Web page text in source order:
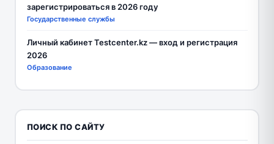
зарегистрироваться в 2026 году
Государственные службы
Личный кабинет Testcenter.kz — вход и регистрация
2026
Образование
ПОИСК ПО САЙТУ